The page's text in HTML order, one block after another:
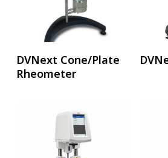
อ่านเพิ่ม
DVNext Cone/Plate
Rheometer